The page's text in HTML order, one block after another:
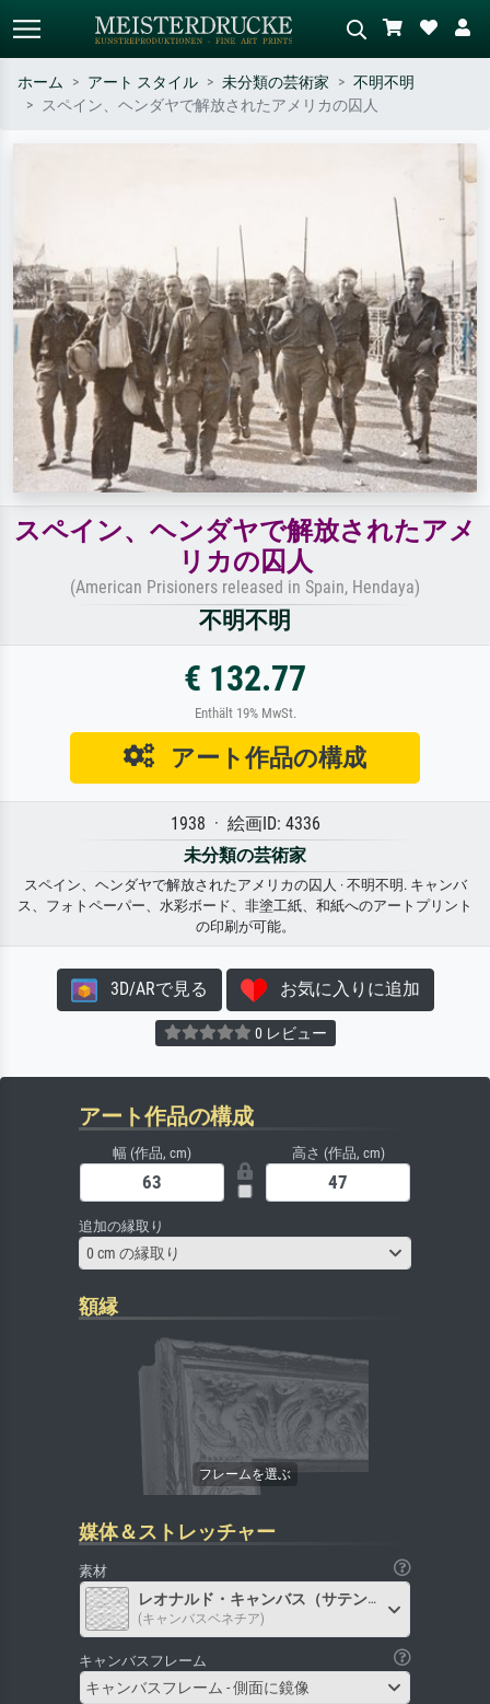
緑の草原、赤の多い抽象画、暗い
油絵、木のそばの立ち姿のヌー
ホーム アート スタイル 未分類の芸術家
不明不明
スペイン、ヘンダヤで解放されたアメリカの囚人
スペイン、ヘンダヤで解放されたアメ
リカの囚人
(American Prisioners released in Spain, Hendaya)
不明不明
€ 132.77
Enthält 19% MwSt.
アート作品の構成
1938 · 絵画ID: 4336
未分類の芸術家
スペイン、ヘンダヤで解放されたアメリカの囚人 · 不明不明. キャンバ
ス、フォトペーパー、水彩ボード、非塗工紙、和紙へのアートプリント
の印刷が可能。
3D/ARで見る お気に入りに追加
0 レビュー
アート作品の構成
幅 (作品, cm) 高さ (作品, cm)
追加の縁取り
0 cm の縁取り
額縁
媒体＆ストレッチャー
素材
レオナルド・キャンバス（サテン）
(キャンバスベネチア)
キャンバスフレーム
キャンバスフレーム - 側面に鏡像